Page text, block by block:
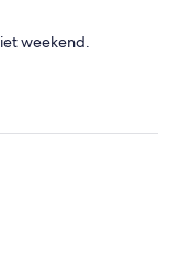
weekend.